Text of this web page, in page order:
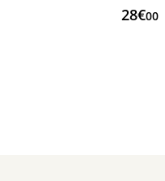
28€00